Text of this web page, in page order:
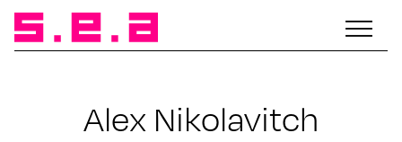
Alex Nikolavitch